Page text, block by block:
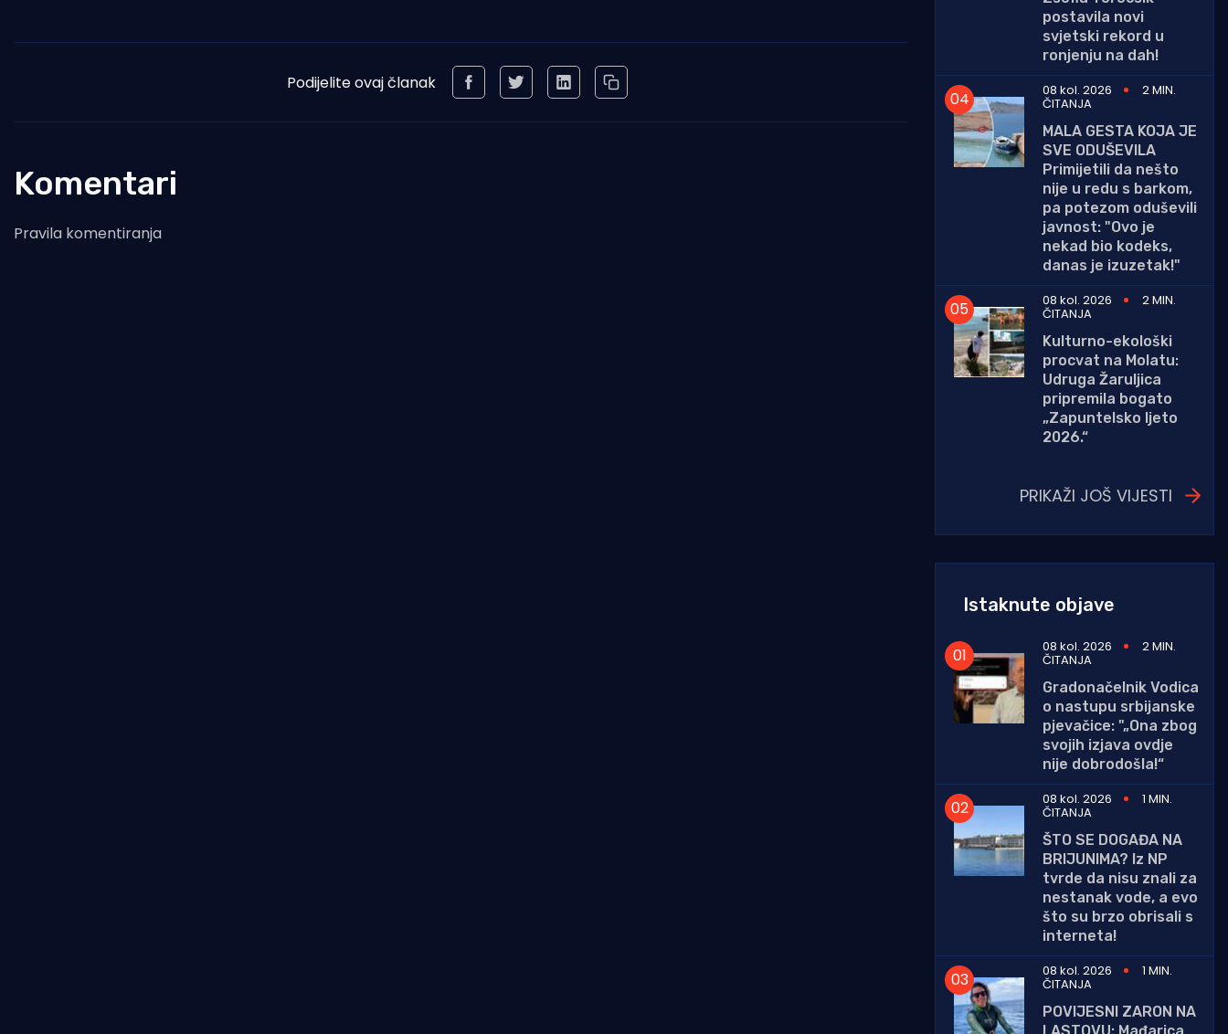
Podijelite ovaj članak
Komentari
Pravila komentiranja
postavila novi
svjetski rekord u
ronjenju na dah!
08 kol. 2026
2 MIN.
ČITANJA
MALA GESTA KOJA JE
SVE ODUŠEVILA
Primijetili da nešto
nije u redu s barkom,
pa potezom oduševili
javnost: "Ovo je
nekad bio kodeks,
danas je izuzetak!"
08 kol. 2026
2 MIN.
ČITANJA
Kulturno-ekološki
procvat na Molatu:
Udruga Žaruljica
pripremila bogato
„Zapuntelsko ljeto
2026.“
PRIKAŽI JOŠ VIJESTI
Istaknute objave
08 kol. 2026 2 MIN.
ČITANJA
Gradonačelnik Vodica
o nastupu srbijanske
pjevačice: "„Ona zbog
svojih izjava ovdje
nije dobrodošla!“
08 kol. 2026
1 MIN.
ČITANJA
ŠTO SE DOGAĐA NA
BRIJUNIMA? Iz NP
tvrde da nisu znali za
nestanak vode, a evo
što su brzo obrisali s
interneta!
08 kol. 2026
1 MIN.
ČITANJA
POVIJESNI ZARON NA
LASTOVU: Mađarica